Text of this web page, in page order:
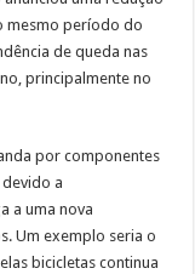
mesmo período do
de queda nas
principalmente no
por componentes
a
a uma nova
Um exemplo seria o
bicicletas continua